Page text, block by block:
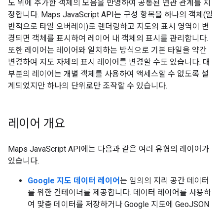
도 위에 추가한 객체의 모음을 반영하여 공통된 연관 관계를 지
정합니다. Maps JavaScript API는 구성 항목을 하나의 객체(일
반적으로 타일 오버레이)로 렌더링하고 지도의 표시 영역이 변
경되면 객체를 표시하여 레이어 내 객체의 표시를 관리합니다.
또한 레이어는 레이어와 일치하는 방식으로 기본 타일을 약간
변경하여 지도 자체의 표시 레이어를 변경할 수도 있습니다. 대
부분의 레이어는 개별 객체를 사용하여 액세스할 수 없도록 설
계되었지만 하나의 단위로만 조작할 수 있습니다.
레이어 개요
Maps JavaScript API에는 다음과 같은 여러 유형의 레이어가
있습니다.
Google 지도 데이터 레이어 는 임의의 지리 공간 데이터
를 위한 컨테이너를 제공합니다. 데이터 레이어를 사용하
여 맞춤 데이터를 저장하거나 Google 지도에 GeoJSON